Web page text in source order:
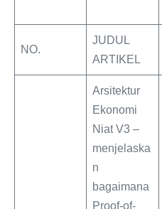
NO.
JUDUL
ARTIKEL
Arsitektur
Ekonomi
Niat V3 –
menjelaska
n
bagaimana
Proof-of-